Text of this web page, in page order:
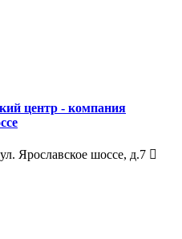
центр - компания
Ярославское шоссе, д.7